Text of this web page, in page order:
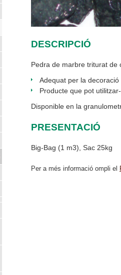
DESCRIPCIÓ
Pedra de marbre triturat de
Adequat per la
Producte que pot
Disponible en la
PRESENTACIÓ
Big-Bag (1 m3), Sac 25kg
Per a més informació ompli el